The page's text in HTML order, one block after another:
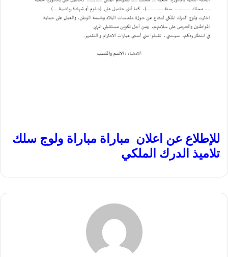
للإطلاع عن اعلان مباراة مباراة ولوج سلك
تلاميذ الدرك الملكي